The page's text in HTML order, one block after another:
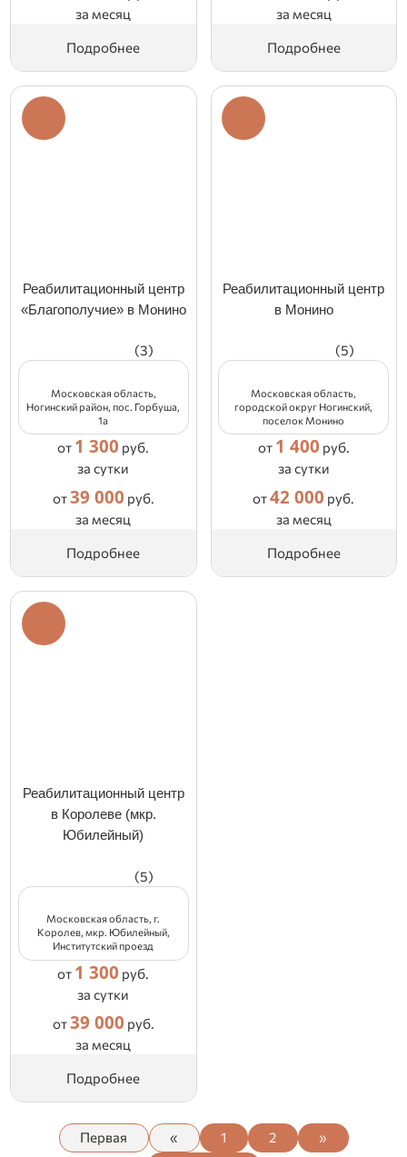
за месяц
Подробнее
за месяц
Подробнее
Реабилитационный центр
«Благополучие» в Монино
(3)
Московская область,
Ногинский район, пос. Горбуша,
1а
от 1 300 руб.
за сутки
от39 000 руб.
за месяц
Подробнее
Реабилитационный центр
в Монино
(5)
Московская область,
городской округ Ногинский,
поселок Монино
от 1 400 руб.
за сутки
от42 000 руб.
за месяц
Подробнее
Реабилитационный центр
в Королеве (мкр.
Юбилейный)
(5)
Московская область, г.
Королев, мкр. Юбилейный,
Институтский проезд
от 1 300 руб.
за сутки
от39 000 руб.
за месяц
Подробнее
Первая « 1 2
»